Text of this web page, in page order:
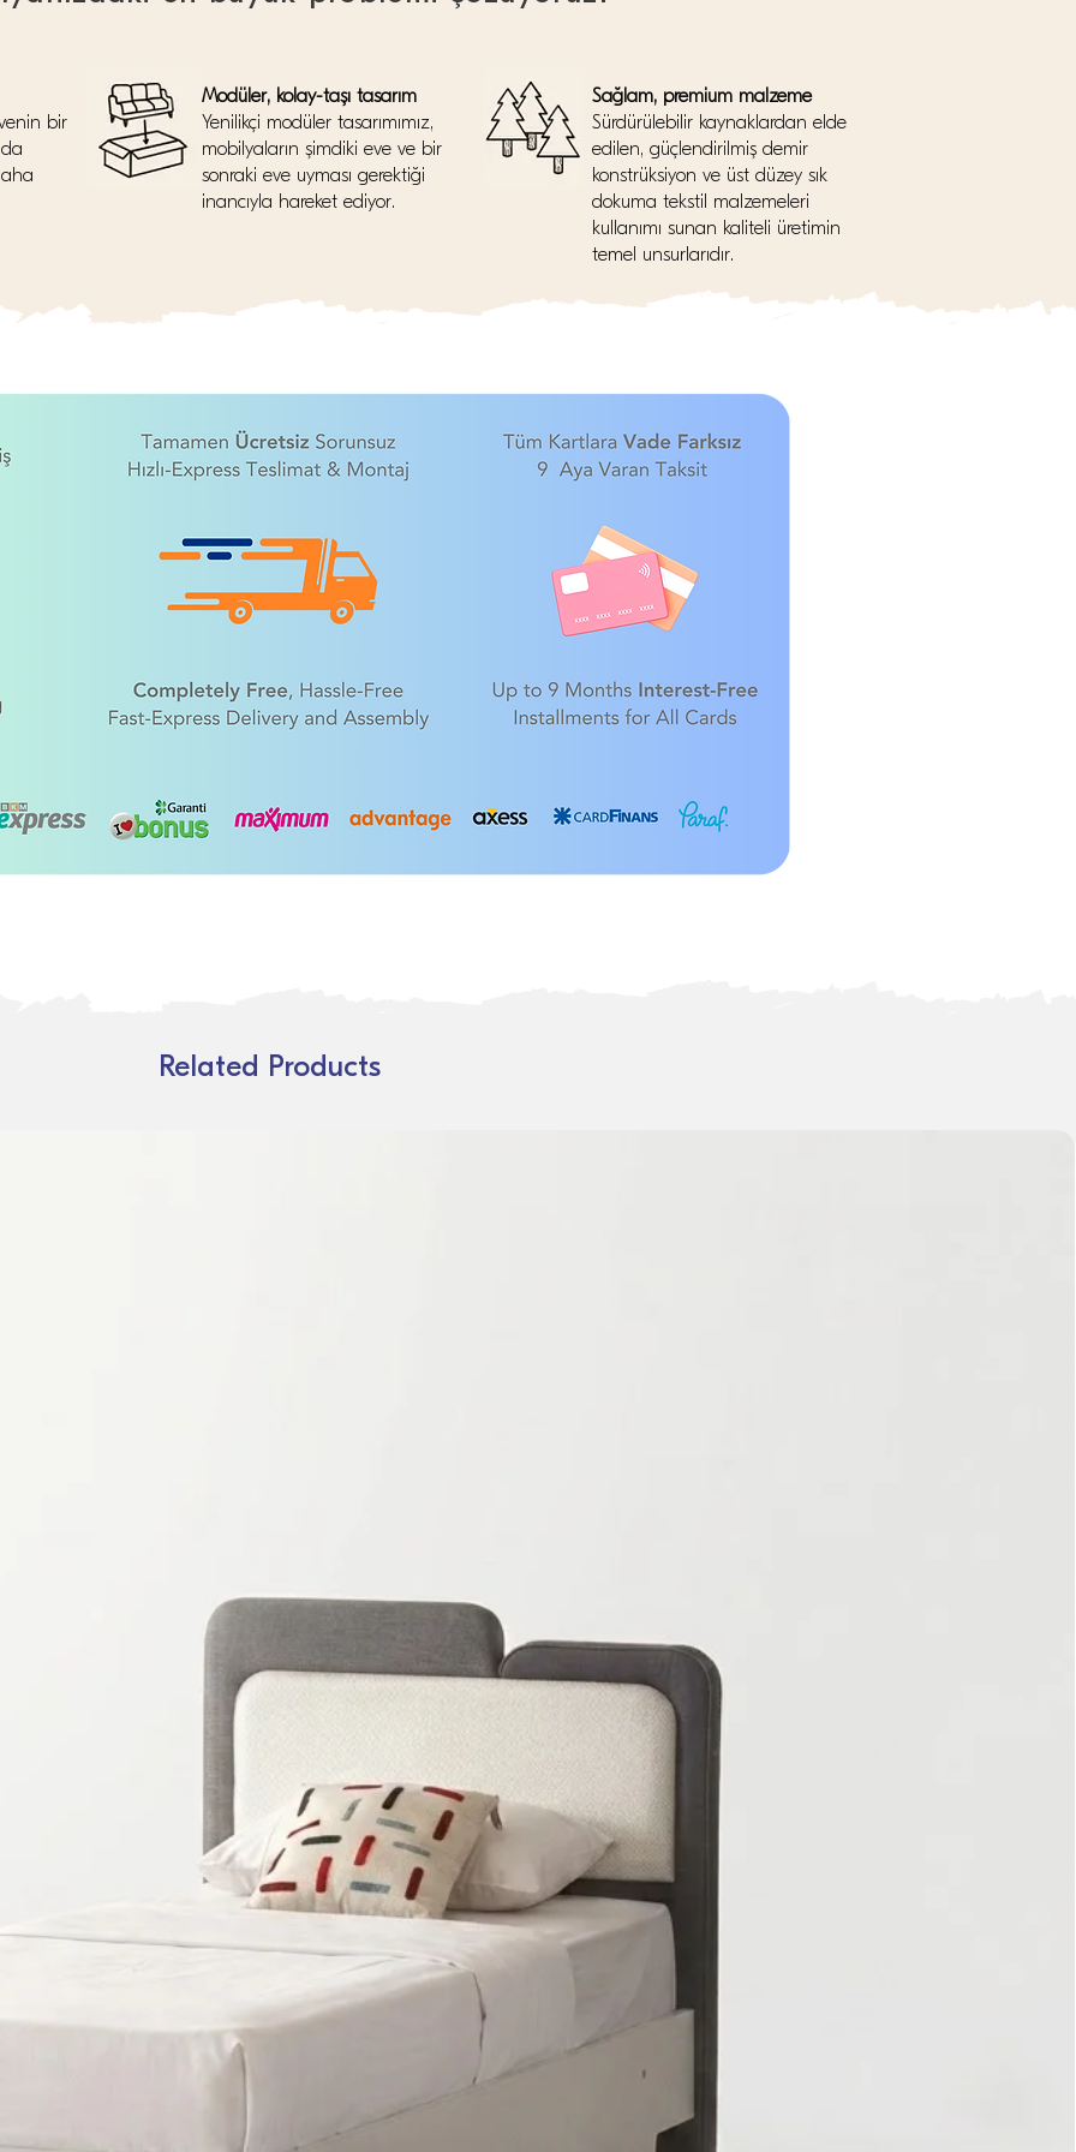
bir
Modüler, kolay-taşı tasarım
Yenilikçi modüler tasarımımız,
mobilyaların şimdiki eve ve bir
sonraki eve uyması gerektiği
inancıyla hareket ediyor.
Sağlam, premium malzeme
Sürdürülebilir kaynaklardan elde
edilen, güçlendirilmiş demir
konstrüksiyon ve üst düzey sık
dokuma tekstil malzemeleri
kullanımı sunan kaliteli üretimin
temel unsurlarıdır.
Related Products